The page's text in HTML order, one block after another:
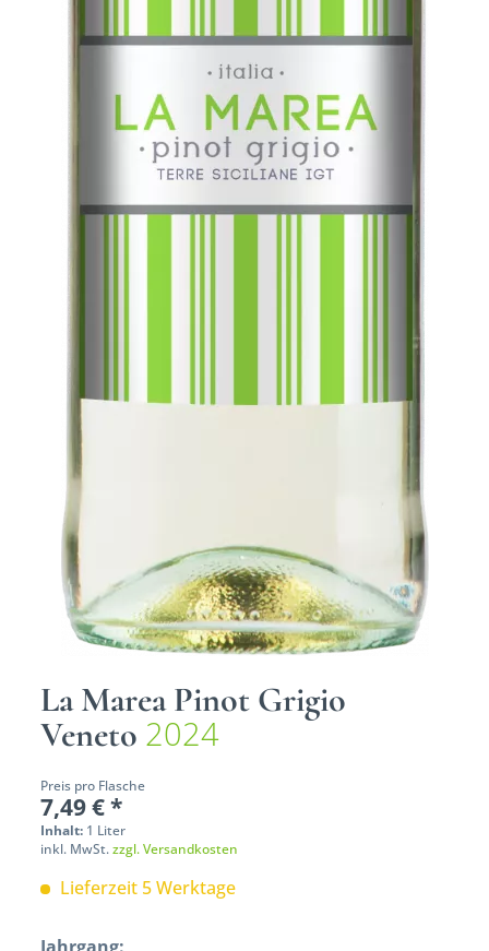
La Marea Pinot Grigio
Veneto 2024
Preis pro Flasche
7,49 € *
Inhalt: 1 Liter
inkl. MwSt.zzgl. Versandkosten
Lieferzeit 5 Werktage